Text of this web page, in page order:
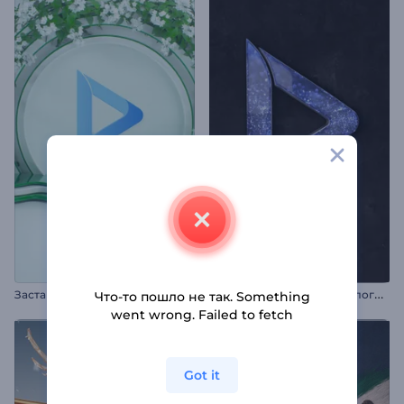
Заставка: Цветочный дизайн Р
азноцветная заставка с логотипом
Что-то пошло не так. Something
went wrong. Failed to fetch
Got it